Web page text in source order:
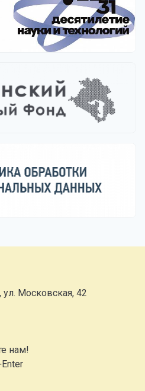
ул. Московская, 42
нам!